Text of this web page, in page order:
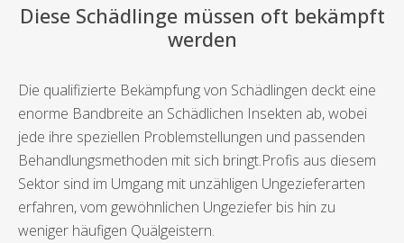
Diese Schädlinge müssen oft bekämpft
werden
Die qualifizierte Bekämpfung von Schädlingen deckt eine
enorme Bandbreite an Schädlichen Insekten ab, wobei
jede ihre speziellen Problemstellungen und passenden
Behandlungsmethoden mit sich bringt.Profis aus diesem
Sektor sind im Umgang mit unzähligen Ungezieferarten
erfahren, vom gewöhnlichen Ungeziefer bis hin zu
weniger häufigen Quälgeistern.